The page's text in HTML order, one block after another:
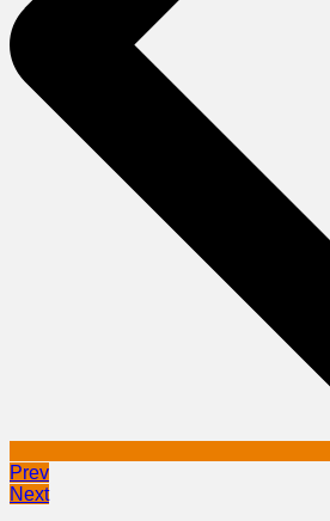
Prev
Next